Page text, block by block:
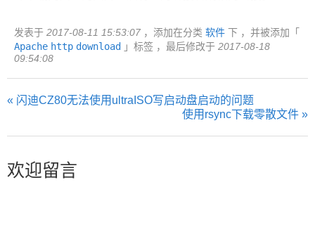
发表于 2017-08-11 15:53:07 ，添加在分类 软件 下 ，并被添加「
Apache http download 」标签 ，最后修改于 2017-08-18
09:54:08
« 闪迪CZ80无法使用ultraISO写启动盘启动的问题
使用rsync下载零散文件 »
欢迎留言